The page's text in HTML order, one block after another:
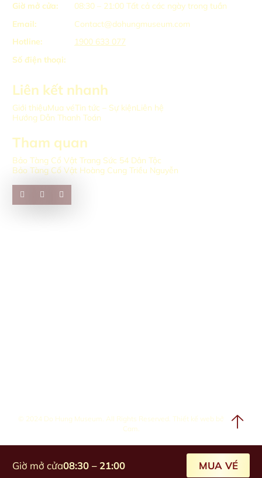
Giờ mở cửa:
08:30 – 21:00 Tất cả các ngày trong tuần
Email:
Contact@dohungmuseum.com
Hotline:
1900 633 077
Số điện thoại:
Liên kết nhanh
Giới thiệuMua véTin tức – Sự kiệnLiên hệ
Hướng Dẫn Thanh Toán
Tham quan
Bảo Tàng Cổ Vật Trang Sức 54 Dân Tộc
Bảo Tàng Cổ Vật Hoàng Cung Triều Nguyễn
© 2024 Do Hung Museum. All Rights Reserved. Thiết kế web bởi
Cánh
Cam.
Giờ mở cửa08:30 – 21:00 MUA VÉ